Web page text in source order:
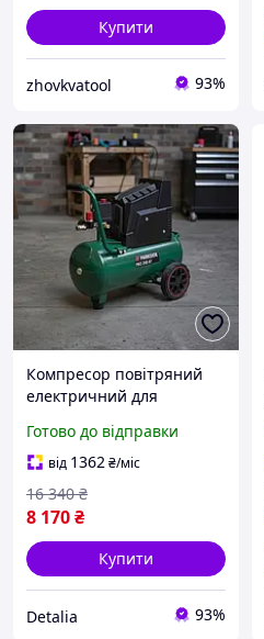
Купити
zhovkvatool 93%
Компресор повітряний
електричний для
Компресор побутовий
повітряний електричний
220в, TBX
Готово до відправки
від 1362₴/міс
8 170₴
16 340 ₴
Купити
Detalia 93%